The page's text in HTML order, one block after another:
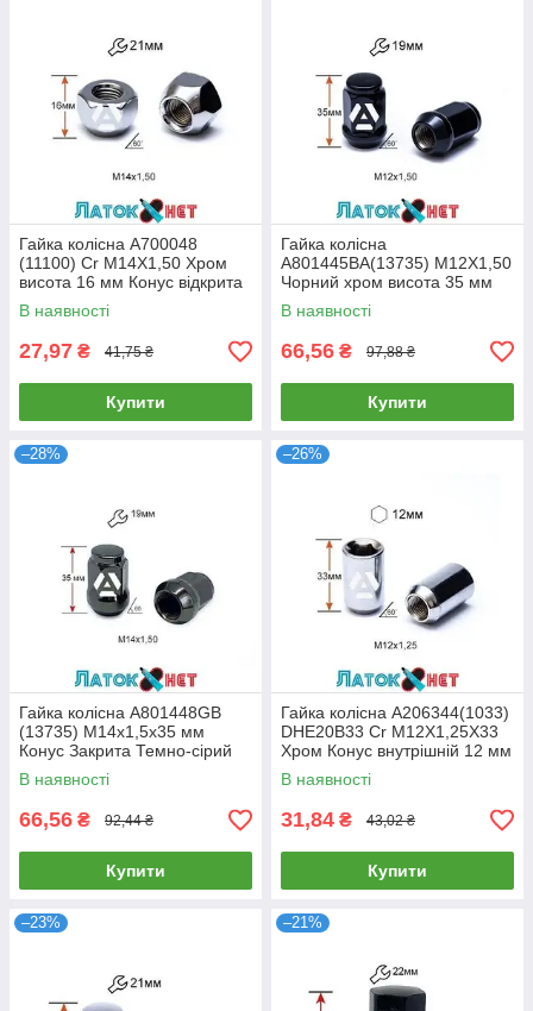
Гайка колісна A700048
(11100) Cr M14X1,50 Хром
висота 16 мм Конус відкрита
ключ 21 мм
В наявності
27,97 ₴ 41,75 ₴
Купити
Гайка колісна
A801445BA(13735) M12X1,50
Чорний хром висота 35 мм
Конус з виступом закритий
ключ 19 мм
В наявності
66,56 ₴ 97,88 ₴
Купити
–28%
Гайка колісна A801448GB
(13735) M14х1,5х35 мм
Конус Закрита Темно-сірий
Ключ 19
В наявності
66,56 ₴ 92,44 ₴
Купити
–26%
Гайка колісна A206344(1033)
DHE20B33 Cr M12X1,25X33
Хром Конус внутрішній 12 мм
шестигранник діаметр 20 мм
В наявності
31,84 ₴ 43,02 ₴
Купити
–23% –21%